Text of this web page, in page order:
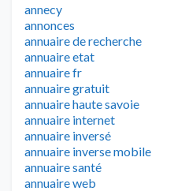
annecy
annonces
annuaire de recherche
annuaire etat
annuaire fr
annuaire gratuit
annuaire haute savoie
annuaire internet
annuaire inversé
annuaire inverse mobile
annuaire santé
annuaire web